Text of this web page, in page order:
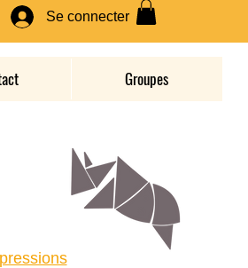
Se connecter
Groupes